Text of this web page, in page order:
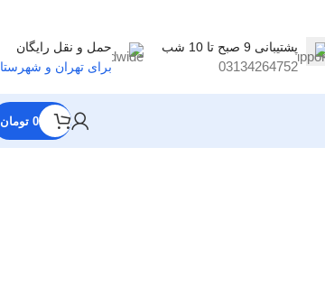
پشتیبانی 9 صبح تا 10 شب
03134264752
حمل و نقل رایگان
برای تهران و
0 تومان